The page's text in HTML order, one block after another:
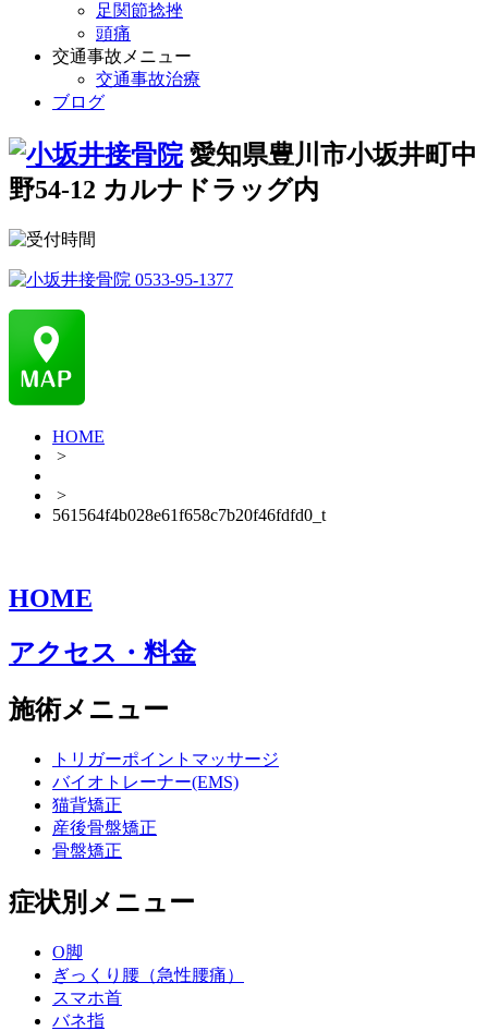
足関節捻挫
頭痛
交通事故メニュー
交通事故治療
ブログ
愛知県豊川市小坂井町中
野54-12 カルナドラッグ内
HOME
>
>
561564f4b028e61f658c7b20f46fdfd0_t
HOME
アクセス・料金
施術メニュー
トリガーポイントマッサージ
バイオトレーナー(EMS)
猫背矯正
産後骨盤矯正
骨盤矯正
症状別メニュー
O脚
ぎっくり腰（急性腰痛）
スマホ首
バネ指